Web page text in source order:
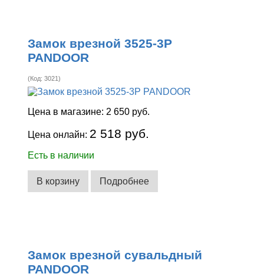
Замок врезной 3525-3Р
PANDOOR
(Код:3021)
Цена в магазине: 2 650 руб.
Цена онлайн: 2 518 руб.
Есть в наличии
В корзину Подробнее
Замок врезной сувальдный
PANDOOR